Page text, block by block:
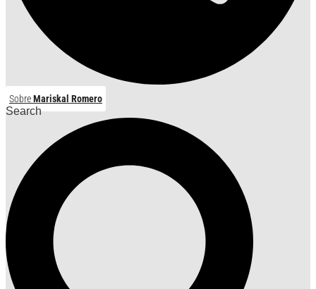
SobreMariskal Romero
Search